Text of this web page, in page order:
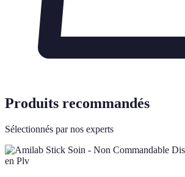
Produits recommandés
Sélectionnés par nos experts